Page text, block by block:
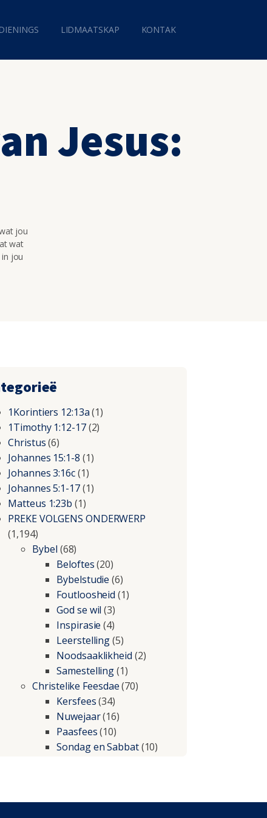
LIDMAATSKAP KONTAK
Jesus:
jou
wat
jou
1Korintiers 12:13a(1)
1Timothy 1:12-17(2)
Christus(6)
Johannes 15:1-8 (1)
Johannes 3:16c(1)
Johannes 5:1-17(1)
Matteus 1:23b (1)
PREKE VOLGENS ONDERWERP
(1,194)
Bybel (68)
Beloftes(20)
Bybelstudie (6)
Foutloosheid (1)
God se wil (3)
Inspirasie (4)
Leerstelling(5)
Noodsaaklikheid (2)
Samestelling(1)
Christelike Feesdae(70)
Kersfees(34)
Nuwejaar(16)
Paasfees(10)
Sondag en Sabbat(10)